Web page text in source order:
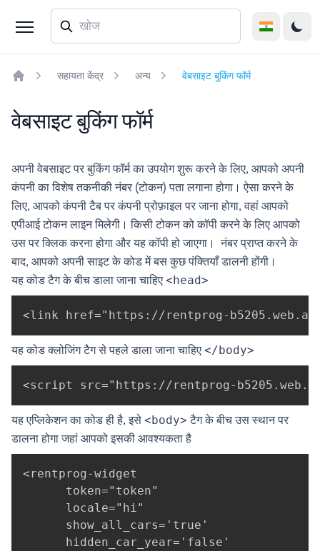
सहायता केंद्र अन्य वेबसाइट बुकिंग फॉर्म
वेबसाइट बुकिंग फॉर्म
अपनी वेबसाइट पर बुकिंग फॉर्म का उपयोग शुरू करने के लिए, आपको अपनी
कंपनी का विशेष तकनीकी नंबर (टोकन) पता लगाना होगा। ऐसा करने के
लिए, आपको कंपनी टैब पर कंपनी प्रोफ़ाइल पर जाना होगा, वहां आपको
एपीआई टोकन लाइन मिलेगी। किसी टोकन को कॉपी करने के लिए आपको
उस पर क्लिक करना होगा और यह कॉपी हो जाएगा। नंबर प्राप्त करने के
बाद, आपको अपनी साइट के कोड में बस कुछ पंक्तियाँ डालनी होंगी।
यह कोड टैग के बीच डाला जाना चाहिए <head>
<link href="https://rentprog-
यह कोड क्लोजिंग टैग से पहले डाला जाना चाहिए </body>
<script src="https://rentprog-
यह एप्लिकेशन का कोड ही है, इसे <body> टैग के बीच उस स्थान पर
डालना होगा जहां आपको इसकी आवश्यकता है
<rentprog-widget
      token="token"
      locale="hi"
      show_all_cars='true'
      hidden_car_year='false'